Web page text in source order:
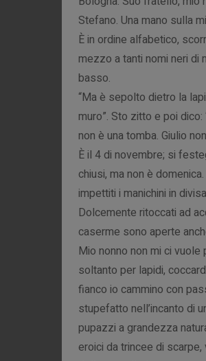
Stefano. Una mano sulla
È in ordine alfabetico,
mezzo a tanti nomi neri di
basso.
“Ma è sepolto dietro la
muro”. Sto zitto e poi
non è una tomba. Giulio
È il 4 di novembre; si
chiusi, ma non è
impettiti i manichini in
Dolcemente ritoccati ad
caserme sono aperte
Mio nonno non mi ci
soltanto per lapidi,
fianco io cammino con
stupefatto nell’incanto di
pupazzi a grandezza
eroici da trincee di